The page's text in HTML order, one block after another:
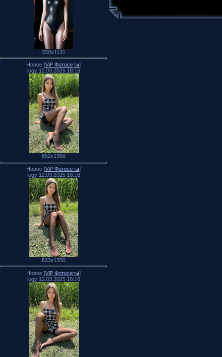
550x1131
Новое [ViP Фотосеты]
lugy 12.03.2025 18:16
852x1350
Новое [ViP Фотосеты]
lugy 12.03.2025 18:16
833x1350
Новое [ViP Фотосеты]
lugy 12.03.2025 18:16